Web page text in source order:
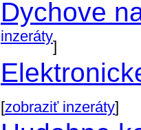
Dychove
inzeráty]
[zobraziť inzeráty]